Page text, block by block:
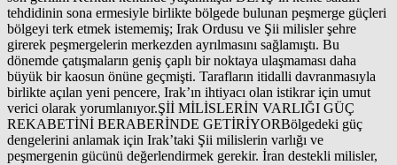
tehdidinin sona ermesiyle birlikte bölgede bulunan peşmerge güçleri
bölgeyi terk etmek istememiş; Irak Ordusu ve Şii milisler şehre
girerek peşmergelerin merkezden ayrılmasını sağlamıştı. Bu
dönemde çatışmaların geniş çaplı bir noktaya ulaşmaması daha
büyük bir kaosun önüne geçmişti. Tarafların itidalli davranmasıyla
birlikte açılan yeni pencere, Irak’ın ihtiyacı olan istikrar için umut
verici olarak yorumlanıyor.Şİİ MİLİSLERİN VARLIĞI GÜÇ
REKABETİNİ BERABERİNDE GETİRİYORBölgedeki güç
dengelerini anlamak için Irak’taki Şii milislerin varlığı ve
peşmergenin gücünü değerlendirmek gerekir. İran destekli milisler,